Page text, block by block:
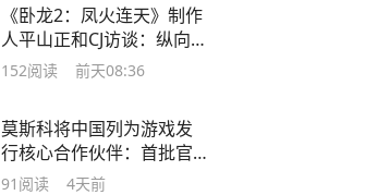
《卧龙2：凤火连天》制作
人平山正和CJ访谈：纵向深
化
152阅读 前天08:36
莫斯科将中国列为游戏发
行核心合作伙伴：首批官
方大作年内登陆
91 阅读 4天前